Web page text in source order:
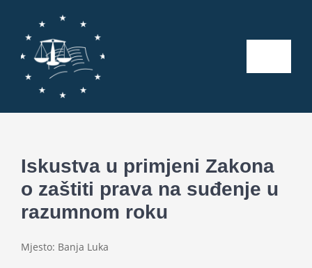
Toggle
Kalendar aktivnosti
Iskustva u primjeni Zakona
o zaštiti prava na suđenje u
razumnom roku
Mjesto: Banja Luka